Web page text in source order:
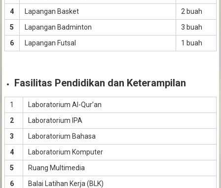
4
Lapangan Basket
2 buah
5
Lapangan Badminton
3 buah
6
Lapangan Futsal 1 buah
Fasilitas Pendidikan dan Keterampilan
1
Laboratorium Al-Qur’an
2
Laboratorium IPA
3
Laboratorium Bahasa
4
Laboratorium Komputer
5
Ruang Multimedia
6
Balai Latihan Kerja (BLK)